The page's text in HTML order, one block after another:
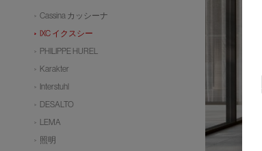
Cassina カッシーナ
IXC イクスシー
PHILIPPE HUREL
Karakter
Interstuhl
DESALTO
LEMA
照明